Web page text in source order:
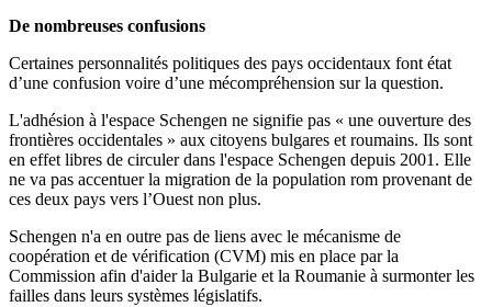
De nombreuses confusions
Certaines personnalités politiques des pays occidentaux font état
d’une confusion voire d’une mécompréhension sur la question.
L'adhésion à l'espace Schengen ne signifie pas « une ouverture des
frontières occidentales » aux citoyens bulgares et roumains. Ils sont
en effet libres de circuler dans l'espace Schengen depuis 2001. Elle
ne va pas accentuer la migration de la population rom provenant de
ces deux pays vers l’Ouest non plus.
Schengen n'a en outre pas de liens avec le mécanisme de
coopération et de vérification (CVM) mis en place par la
Commission afin d'aider la Bulgarie et la Roumanie à surmonter les
failles dans leurs systèmes législatifs.